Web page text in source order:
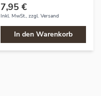
7,95 €
Inkl. MwSt., zzgl. Versand
In den Warenkorb